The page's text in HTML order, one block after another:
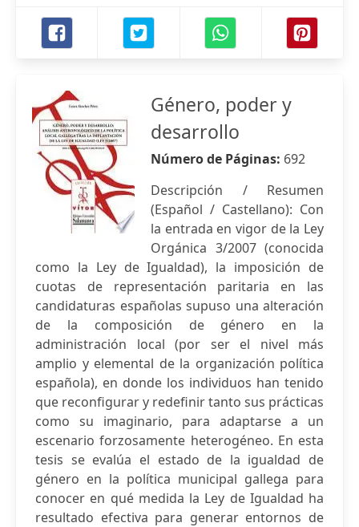
Género, poder y
desarrollo
Número de Páginas: 692
Descripción / Resumen
(Español / Castellano): Con
la entrada en vigor de la Ley
Orgánica 3/2007 (conocida
como la Ley de Igualdad), la imposición de
cuotas de representación paritaria en las
candidaturas españolas supuso una alteración
de la composición de género en la
administración local (por ser el nivel más
amplio y elemental de la organización política
española), en donde los individuos han tenido
que reconfigurar y redefinir tanto sus prácticas
como su imaginario, para adaptarse a un
escenario forzosamente heterogéneo. En esta
tesis se evalúa el estado de la igualdad de
género en la política municipal gallega para
conocer en qué medida la Ley de Igualdad ha
resultado efectiva para generar entornos de